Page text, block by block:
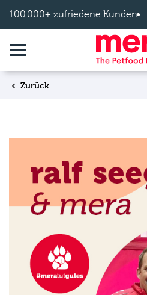
100.000+ zufriedene Kunden
Navigation umschalten
Zurück